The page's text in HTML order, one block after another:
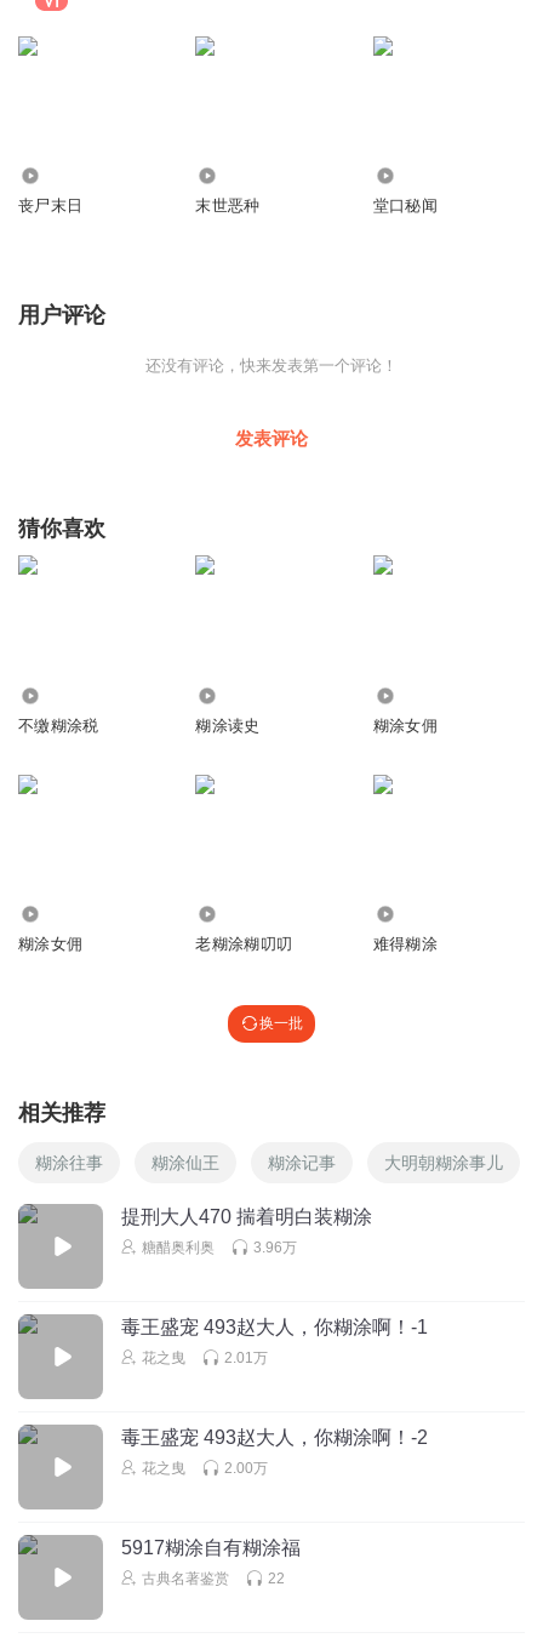
丧尸末日 末世恶种 堂口秘闻
用户评论
还没有评论，快来发表第一个评论！
发表评论
猜你喜欢
不缴糊涂税 糊涂读史 糊涂女佣
糊涂女佣 老糊涂糊叨叨 难得糊涂
换一批
相关推荐
糊涂往事 糊涂仙王 糊涂记事 大明朝糊涂事儿
提刑大人470 揣着明白装糊涂
糖醋奥利奥 3.96万
毒王盛宠 493赵大人，你糊涂啊！-1
花之曳 2.01万
毒王盛宠 493赵大人，你糊涂啊！-2
花之曳 2.00万
5917糊涂自有糊涂福
古典名著鉴赏 22